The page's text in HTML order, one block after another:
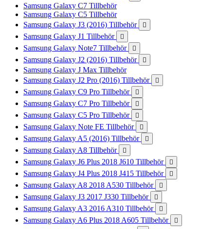
Samsung Galaxy C7 Tillbehör
Samsung Galaxy C5 Tillbehör
Samsung Galaxy J3 (2016) Tillbehör

Samsung Galaxy J1 Tillbehör 
Samsung Galaxy Note7 Tillbehör 
Samsung Galaxy J2 (2016) Tillbehör 
Samsung Galaxy J Max Tillbehör
Samsung Galaxy J2 Pro (2016) Tillbehör

Samsung Galaxy C9 Pro Tillbehör 
Samsung Galaxy C7 Pro Tillbehör 
Samsung Galaxy C5 Pro Tillbehör 
Samsung Galaxy Note FE Tillbehör 
Samsung Galaxy A5 (2016) Tillbehör 
Samsung Galaxy A8 Tillbehör 
Samsung Galaxy J6 Plus 2018 J610 Tillbehör 
Samsung Galaxy J4 Plus 2018 J415 Tillbehör 
Samsung Galaxy A8 2018 A530 Tillbehör 
Samsung Galaxy J3 2017 J330 Tillbehör 
Samsung Galaxy A3 2016 A310 Tillbehör 
Samsung Galaxy A6 Plus 2018 A605 Tillbehör 